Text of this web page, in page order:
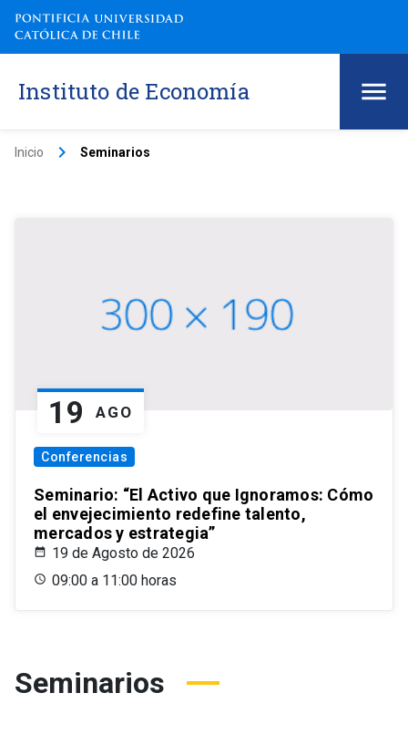
Instituto de Economía
Inicio keyboard_arrow_right Seminarios
19 AGO
Conferencias
Seminario: “El Activo que Ignoramos: Cómo
el envejecimiento redefine talento,
mercados y estrategia”
19 de Agosto de 2026
09:00 a 11:00 horas
Seminarios